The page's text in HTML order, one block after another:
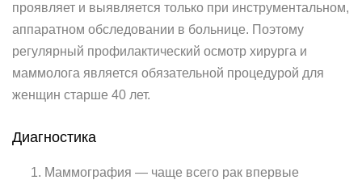
проявляет и выявляется только при инструментальном,
аппаратном обследовании в больнице. Поэтому
регулярный профилактический осмотр хирурга и
маммолога является обязательной процедурой для
женщин старше 40 лет.
Диагностика
Маммография — чаще всего рак впервые